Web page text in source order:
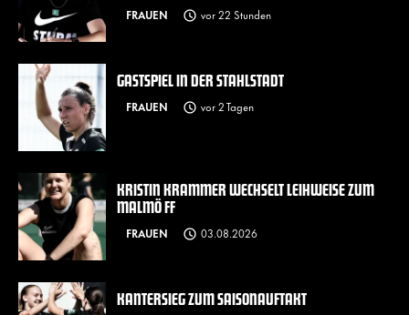
FRAUEN vor 22 Stunden
GASTSPIEL IN DER STAHLSTADT
FRAUEN vor 2 Tagen
KRISTIN KRAMMER WECHSELT LEIHWEISE ZUM
MALMÖ FF
FRAUEN 03.08.2026
KANTERSIEG ZUM SAISONAUFTAKT